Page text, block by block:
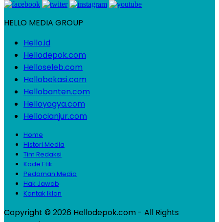
HELLO MEDIA GROUP
Hello.id
Hellodepok.com
Helloseleb.com
Hellobekasi.com
Hellobanten.com
Helloyogya.com
Hellocianjur.com
Home
Histori Media
Tim Redaksi
Kode Etik
Pedoman Media
Hak Jawab
Kontak Iklan
Copyright © 2026 Hellodepok.com - All Rights